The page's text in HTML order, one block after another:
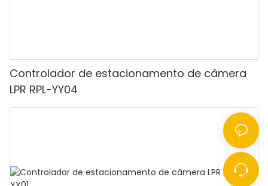
Controlador de estacionamento de câmera
LPR RPL-YY04